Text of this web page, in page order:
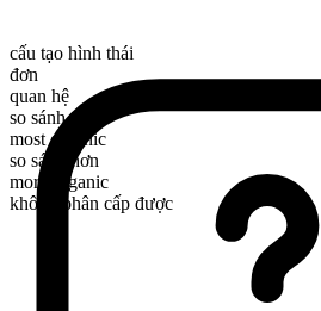
cấu tạo hình thái
đơn
quan hệ
so sánh nhất
most organic
so sánh hơn
more organic
không phân cấp được